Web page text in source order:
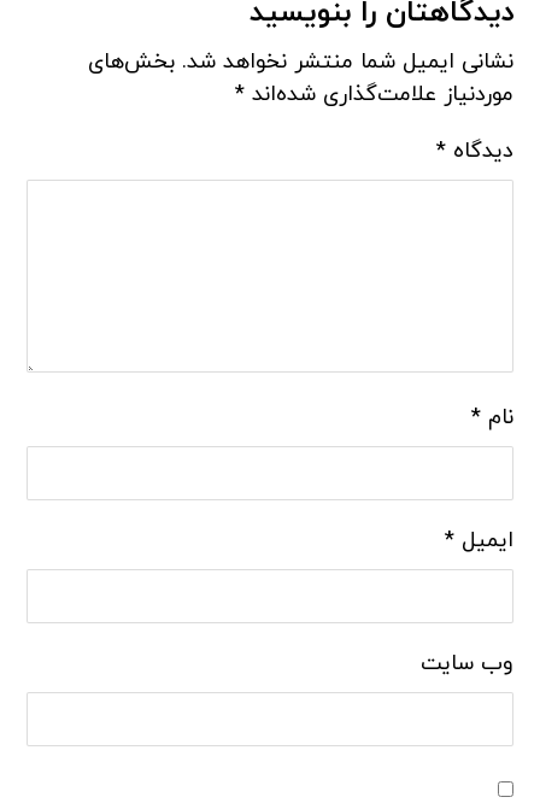
دیدگاهتان را بنویسید
نشانی ایمیل شما منتشر نخواهد شد. بخش‌های
موردنیاز علامت‌گذاری شده‌اند*
دیدگاه*
نام*
ایمیل*
وب‌ سایت